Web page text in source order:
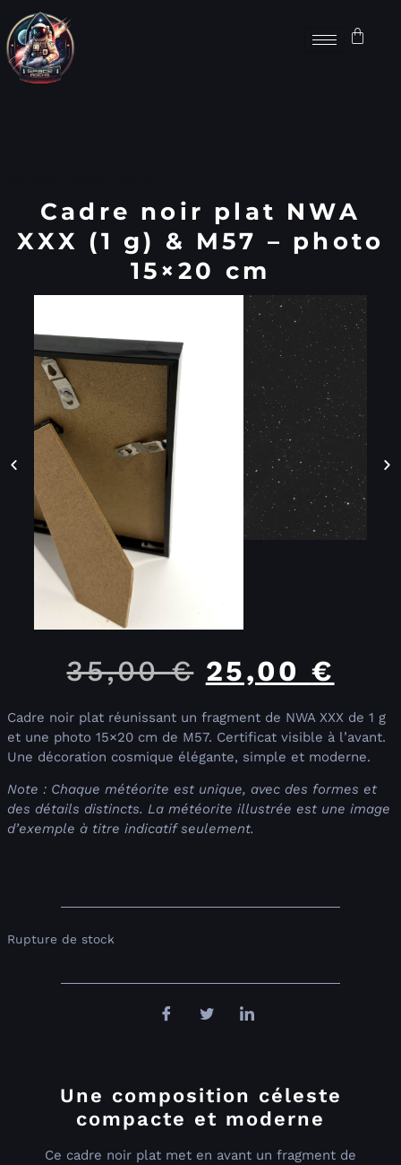
Cadre noir plat NWA
XXX (1 g) & M57 – photo
15×20 cm
35,00€ 25,00€
Cadre noir plat réunissant un fragment de NWA XXX de 1 g
et une photo 15×20 cm de M57. Certificat visible à l’avant.
Une décoration cosmique élégante, simple et moderne.
Note : Chaque météorite est unique, avec des formes et
des détails distincts. La météorite illustrée est une image
d’exemple à titre indicatif seulement.
Rupture de stock
Une composition céleste
compacte et moderne
Ce cadre noir plat met en avant un fragment de